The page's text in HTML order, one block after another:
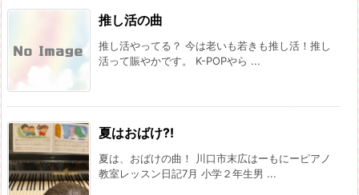
推し活の曲
推し活やってる？ 今は老いも若きも推し活！推し
活って賑やかです。 K-POPやら ...
夏はおばけ⁈
夏は、おばけの曲！ 川口市末広はーもにーピアノ
教室レッスン日記7月 小学２年生男 ...